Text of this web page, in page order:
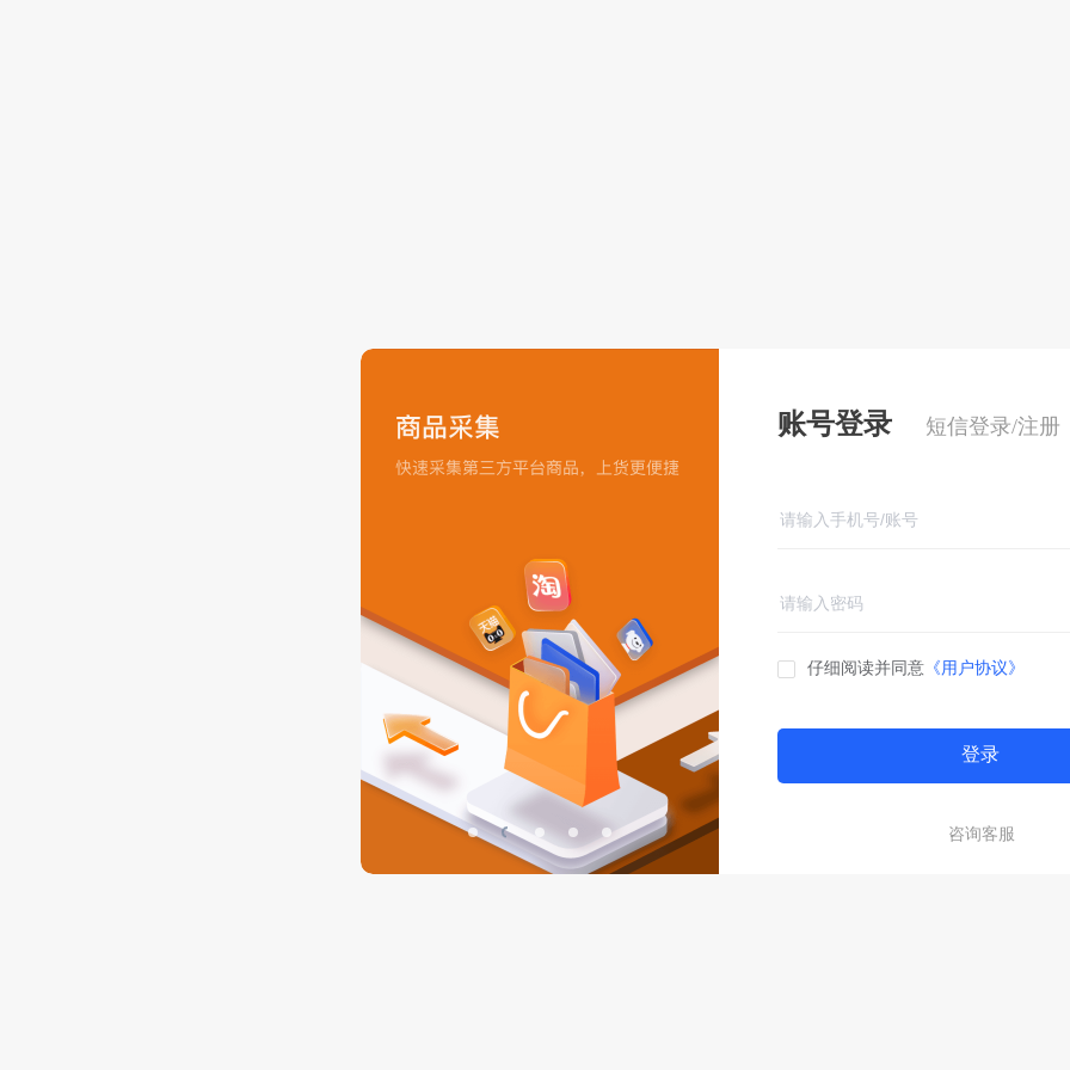
账号登录 短信登录/注册
仔细阅读并同意 《用户协议》
登录
咨询客服